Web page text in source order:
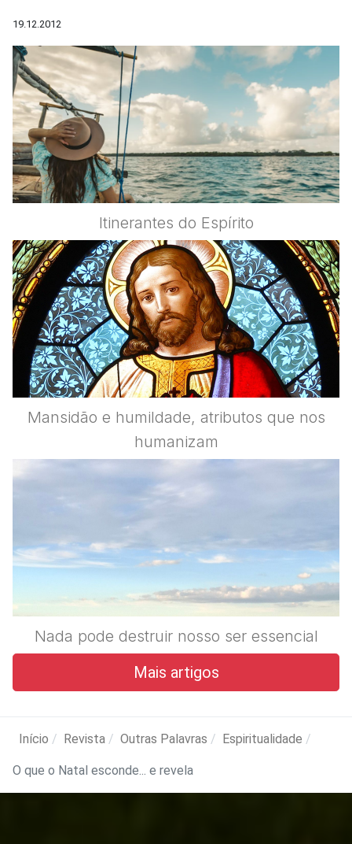
19.12.2012
Itinerantes do Espírito
Mansidão e humildade, atributos que nos
humanizam
Nada pode destruir nosso ser essencial
Mais artigos
Início Revista Outras Palavras Espiritualidade
O que o Natal esconde... e revela